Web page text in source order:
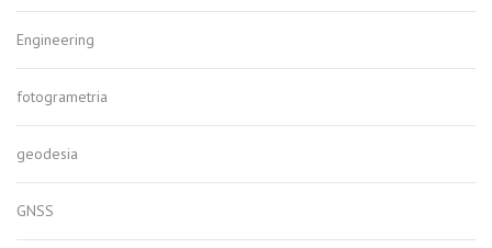
Engineering
fotogrametria
geodesia
GNSS